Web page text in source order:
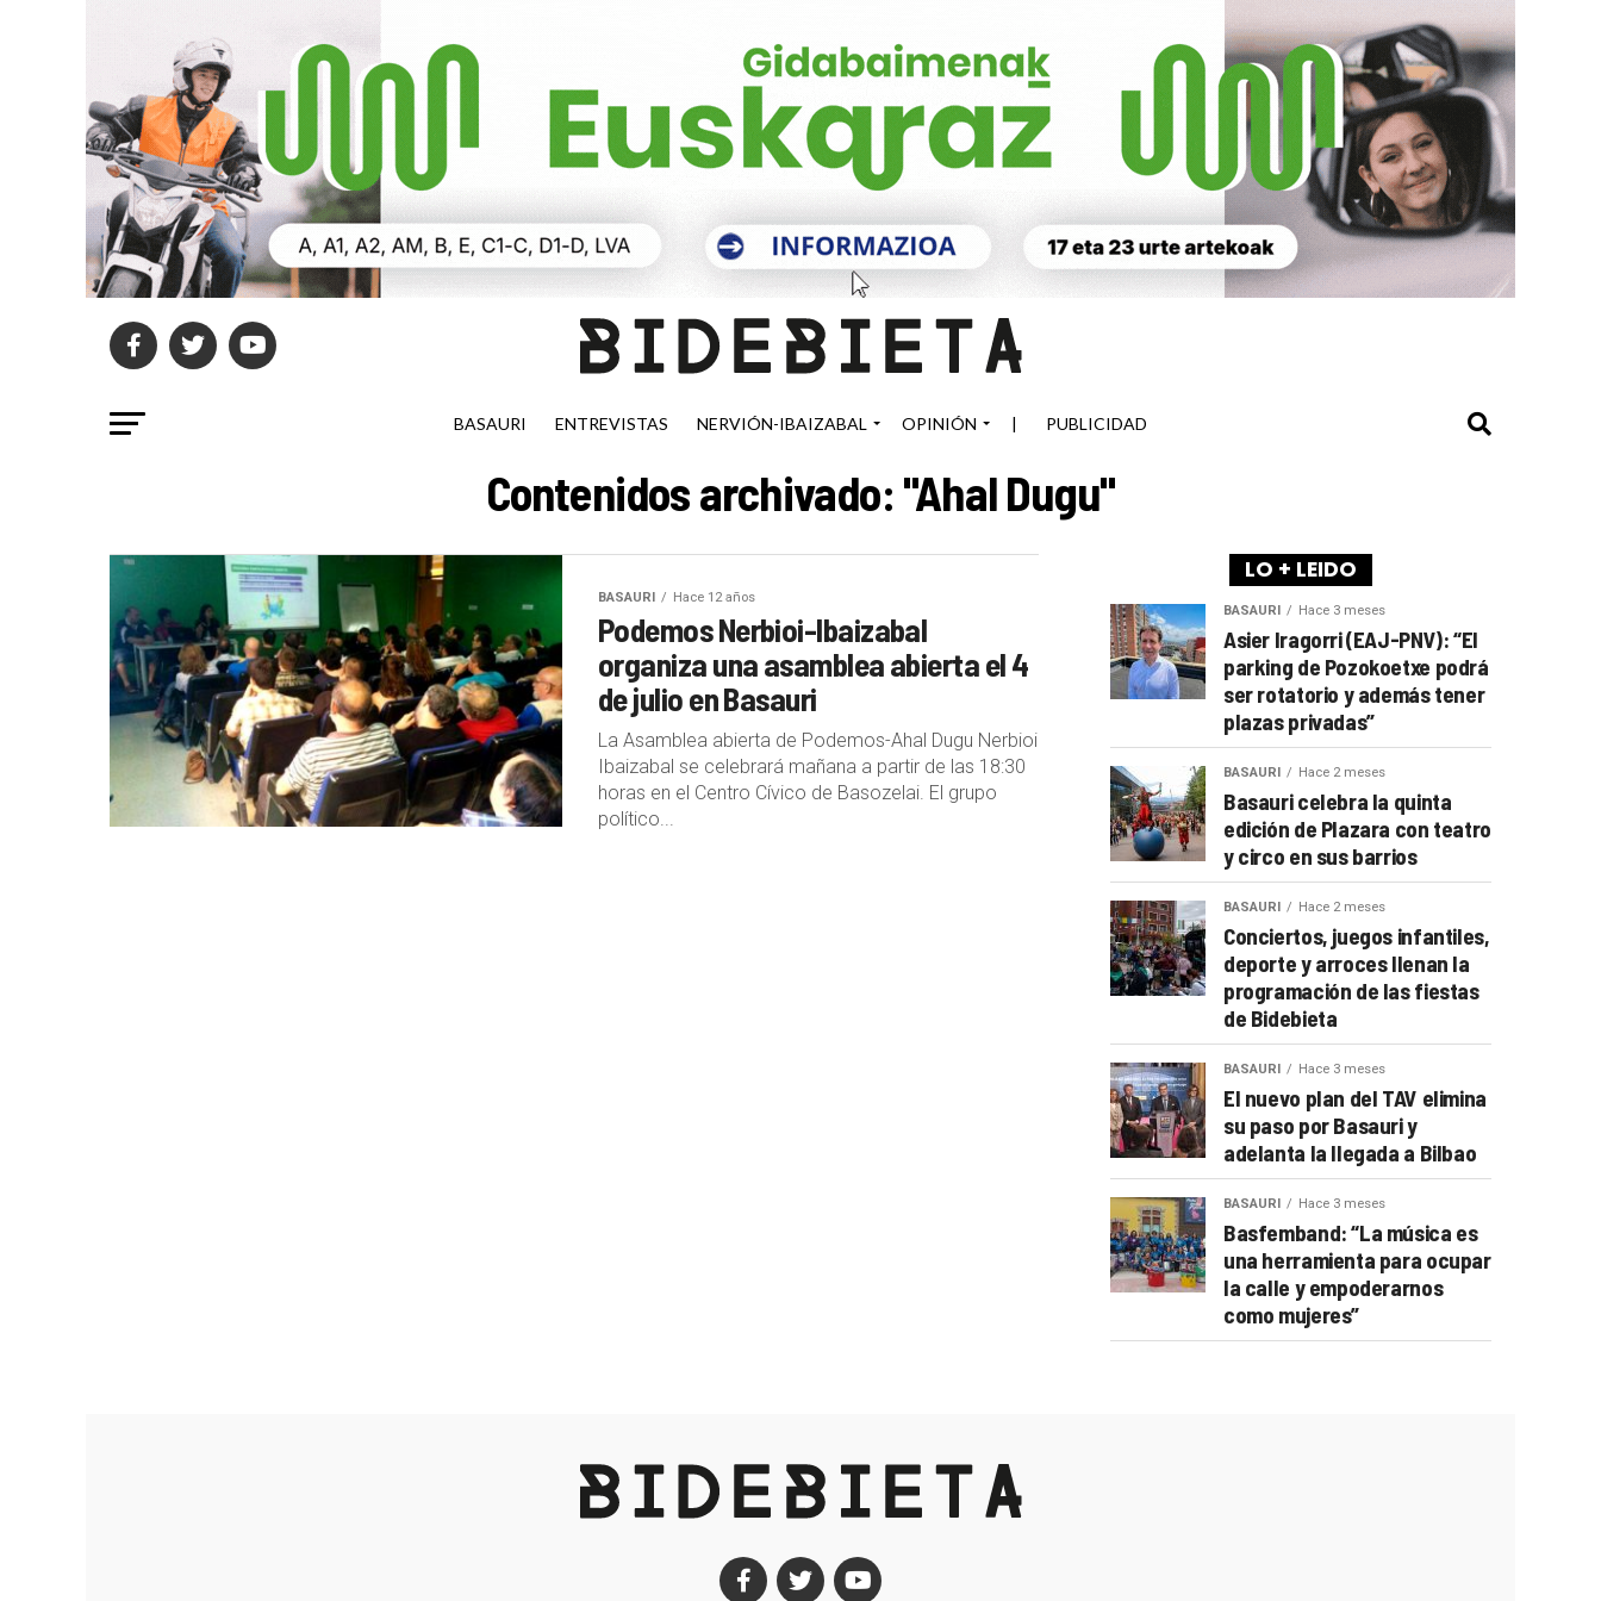
BASAURI ENTREVISTAS NERVIÓN-IBAIZABAL OPINIÓN | PUBLICIDAD
Contenidos archivado: "Ahal Dugu"
BASAURI Hace 12 años
Podemos Nerbioi-Ibaizabal
organiza una asamblea abierta el 4
de julio en Basauri
La Asamblea abierta de Podemos-Ahal Dugu Nerbioi
Ibaizabal se celebrará mañana a partir de las 18:30
horas en el Centro Cívico de Basozelai. El grupo
político...
LO + LEIDO
BASAURI Hace 3 meses
Asier Iragorri (EAJ-PNV): “El
parking de Pozokoetxe podrá
ser rotatorio y además tener
plazas privadas”
BASAURI Hace 2 meses
Basauri celebra la quinta
edición de Plazara con teatro
y circo en sus barrios
BASAURI Hace 2 meses
Conciertos, juegos infantiles,
deporte y arroces llenan la
programación de las fiestas
de Bidebieta
BASAURI Hace 3 meses
El nuevo plan del TAV elimina
su paso por Basauri y
adelanta la llegada a Bilbao
BASAURI Hace 3 meses
Basfemband: “La música es
una herramienta para ocupar
la calle y empoderarnos
como mujeres”